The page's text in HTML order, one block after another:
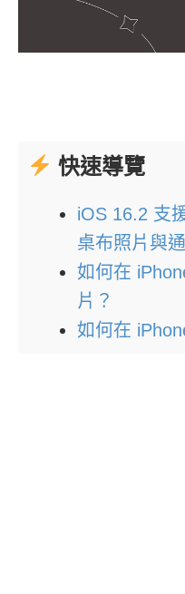
快速導覽
iOS 16.2 支
桌布照片與
如何在
片？
如何在